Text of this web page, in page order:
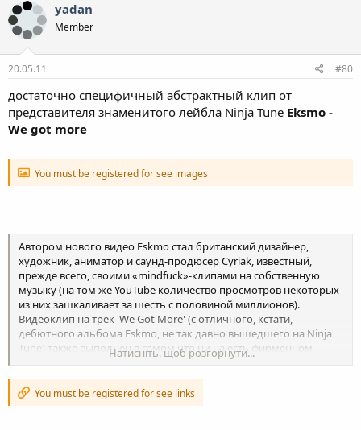
yadan
Member
20.05.11 #80
достаточно специфичный абстрактный клип от
представителя знаменитого лейбла Ninja Tune Eksmo -
We got more
You must be registered for see images
Автором нового видео Eskmo стал британский дизайнер,
художник, аниматор и саунд-продюсер Cyriak, известный,
прежде всего, своими «mindfuck»-клипами на собственную
музыку (на том же YouTube количество просмотров некоторых
из них зашкаливает за шесть с половиной миллионов).
Видеоклип на трек 'We Got More' (с отличного, кстати,
дебютного альбома Eskmo, не так давно вышедшего на Ninja
Tune) также выполнен в самом что ни на есть фирменном
безумном стиле Cyriak'a — «размножающиеся» велосипедисты,
пешеходы и автобусы, встающие с ног на голову дороги и
стены домов и годзиллоподобный человек-телевизор (судя по
появляющимся в телевизоре фрагментам лица, это и есть сам
Натисніть, щоб розгорнути...
You must be registered for see links